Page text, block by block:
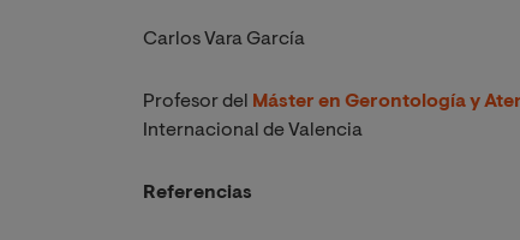
Carlos Vara García
Profesor del Máster en Gerontología y
Internacional de Valencia
Referencias